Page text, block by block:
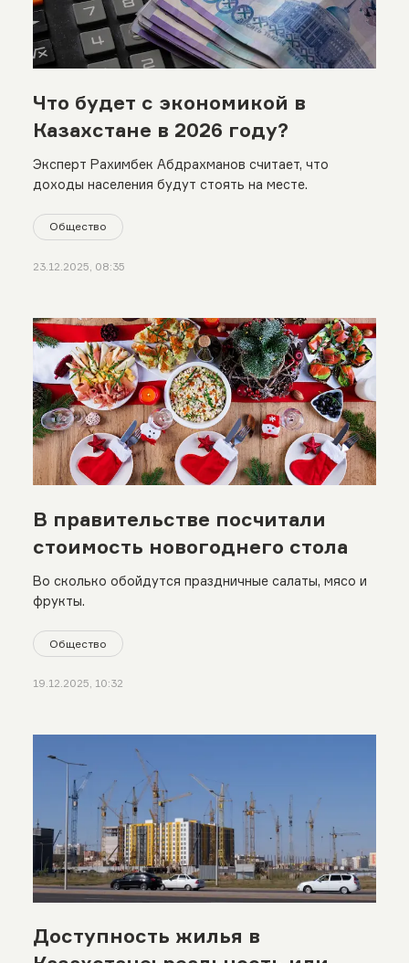
Что будет с экономикой в
Казахстане в 2026 году?
Эксперт Рахимбек Абдрахманов считает, что
доходы населения будут стоять на месте.
Общество
23.12.2025, 08:35
В правительстве посчитали
стоимость новогоднего стола
Во сколько обойдутся праздничные салаты, мясо и
фрукты.
Общество
19.12.2025, 10:32
Доступность жилья в